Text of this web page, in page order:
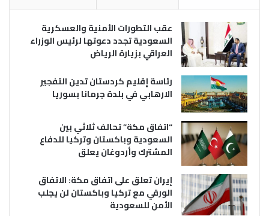
عقب التطورات الأمنية والعسكرية
السعودية تجدد دعوتها لرئيس الوزراء
العراقي بزيارة الرياض
رئاسة إقليم كردستان تدين التفجير
الارهابي في بلدة جرمانا بسوريا
“اتفاق مكة” تحالف ثلاثي بين
السعودية وباكستان وتركيا للدفاع
المشترك وأردوغان يعلق
إيران تعلق على اتفاق مكة: الاتفاق
الورقي مع تركيا وباكستان لن يجلب
الأمن للسعودية